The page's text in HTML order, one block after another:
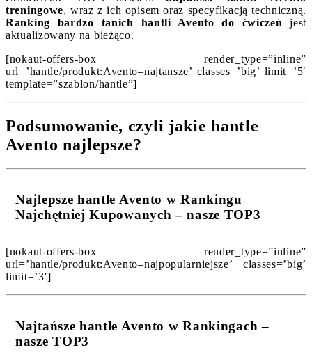
treningowe, wraz z ich opisem oraz specyfikacją techniczną.
Ranking bardzo tanich hantli Avento do ćwiczeń jest
aktualizowany na bieżąco.
[nokaut-offers-box render_type=”inline”
url=’hantle/produkt:Avento–najtansze’ classes=’big’ limit=’5′
template=”szablon/hantle”]
Podsumowanie, czyli jakie hantle
Avento najlepsze?
Najlepsze hantle Avento w Rankingu
Najchętniej Kupowanych – nasze TOP3
[nokaut-offers-box render_type=”inline”
url=’hantle/produkt:Avento–najpopularniejsze’ classes=’big’
limit=’3′]
Najtańsze hantle Avento w Rankingach –
nasze TOP3